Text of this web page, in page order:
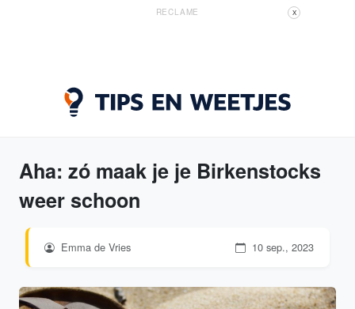
RECLAME X
Aha: zó maak je je Birkenstocks
weer schoon
Emma de Vries 10 sep., 2023